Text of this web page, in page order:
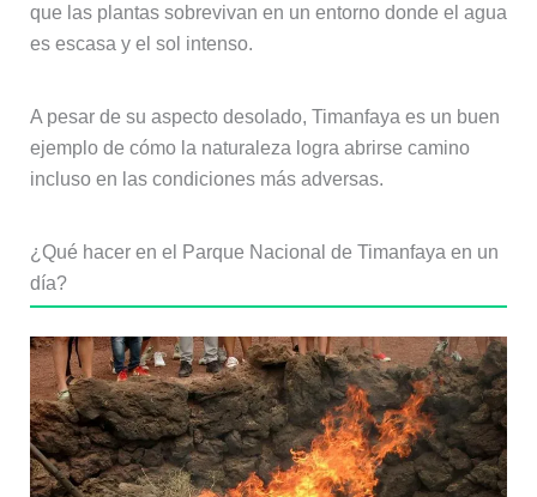
que las plantas sobrevivan en un entorno donde el agua
es escasa y el sol intenso.
A pesar de su aspecto desolado, Timanfaya es un buen
ejemplo de cómo la naturaleza logra abrirse camino
incluso en las condiciones más adversas.
¿Qué hacer en el Parque Nacional de Timanfaya en un
día?